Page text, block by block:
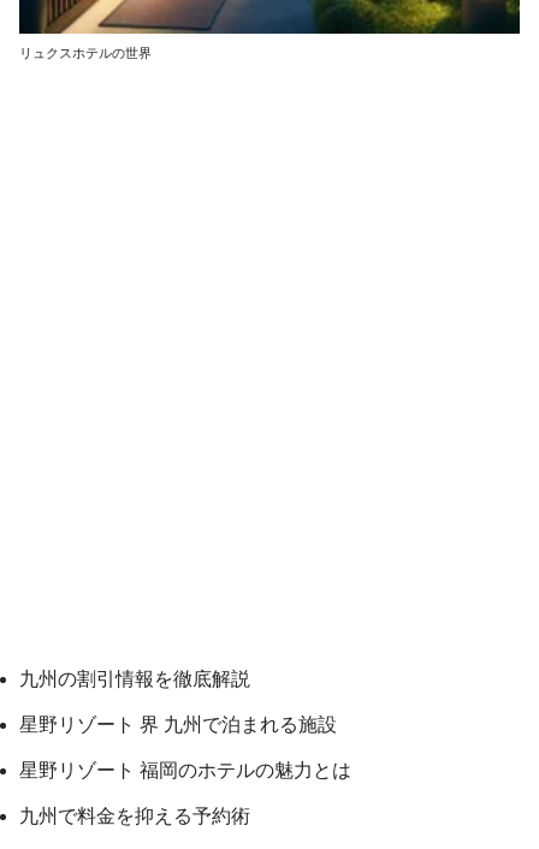
リュクスホテルの世界
九州の割引情報を徹底解説
星野リゾート 界 九州で泊まれる施設
星野リゾート 福岡のホテルの魅力とは
九州で料金を抑える予約術